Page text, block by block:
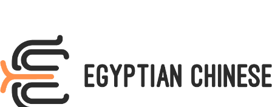
الكابل
طابعة
سرعة